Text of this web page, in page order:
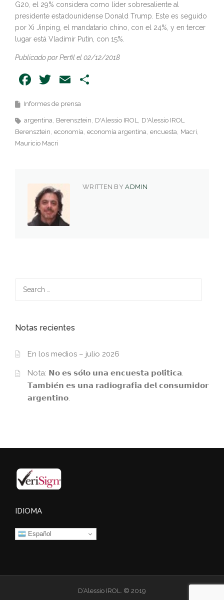
G20, el 29% considera como líder sobresaliente al
presidente estadounidense Donald Trump. Este es seguido
por Xi Jinping, el mandatario chino, con el 24%, y en tercer
lugar está Vladimir Putin, con 15%.
Publicado por Perfil el 02/12/2018
Facebook
Twitter
Email
Informes de prensa
argentina Berensztein D'Alessio IROL D'Alessio IROL
Berensztein economía economía argentina encuesta Macri
Mauricio Macri
WRITTEN BYADMIN
Notas recientes
En los medios – julio 2026
Nota: 𝗡𝗼 𝗲𝘀 𝘀𝗼́𝗹𝗼 𝘂𝗻𝗮 𝗲𝗻𝗰𝘂𝗲𝘀𝘁𝗮 𝗽𝗼𝗹𝗶́𝘁𝗶𝗰𝗮.
𝗧𝗮𝗺𝗯𝗶𝗲́𝗻 𝗲𝘀 𝘂𝗻𝗮 𝗿𝗮𝗱𝗶𝗼𝗴𝗿𝗮𝗳𝗶́𝗮 𝗱𝗲𝗹 𝗰𝗼𝗻𝘀𝘂𝗺𝗶𝗱𝗼𝗿
𝗮𝗿𝗴𝗲𝗻𝘁𝗶𝗻𝗼.
IDIOMA
Español
D’Alessio IROL. © 2019